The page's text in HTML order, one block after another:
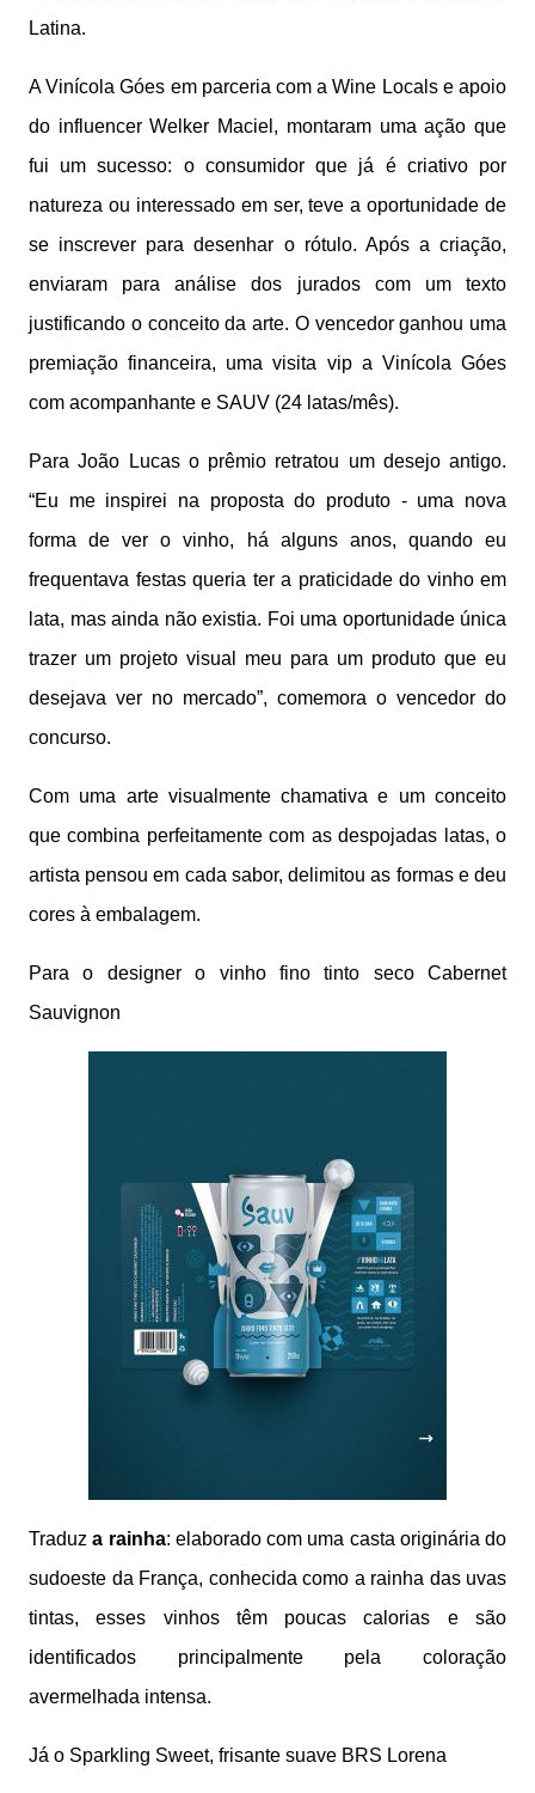
Latina.
A Vinícola Góes em parceria com a Wine Locals e apoio
do influencer Welker Maciel, montaram uma ação que
fui um sucesso: o consumidor que já é criativo por
natureza ou interessado em ser, teve a oportunidade de
se inscrever para desenhar o rótulo. Após a criação,
enviaram para análise dos jurados com um texto
justificando o conceito da arte. O vencedor ganhou uma
premiação financeira, uma visita vip a Vinícola Góes
com acompanhante e SAUV (24 latas/mês).
Para João Lucas o prêmio retratou um desejo antigo.
“Eu me inspirei na proposta do produto - uma nova
forma de ver o vinho, há alguns anos, quando eu
frequentava festas queria ter a praticidade do vinho em
lata, mas ainda não existia. Foi uma oportunidade única
trazer um projeto visual meu para um produto que eu
desejava ver no mercado”, comemora o vencedor do
concurso.
Com uma arte visualmente chamativa e um conceito
que combina perfeitamente com as despojadas latas, o
artista pensou em cada sabor, delimitou as formas e deu
cores à embalagem.
Para o designer o vinho fino tinto seco Cabernet
Sauvignon
Traduza rainha: elaborado com uma casta originária do
sudoeste da França, conhecida como a rainha das uvas
tintas, esses vinhos têm poucas calorias e são
identificados principalmente pela coloração
avermelhada intensa.
Já o Sparkling Sweet, frisante suave BRS Lorena